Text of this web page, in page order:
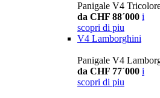
Panigale V4
da CHF 88´000 i
scopri di piu
V4 Lamborghini
Panigale V4
da CHF 77´000 i
scopri di piu